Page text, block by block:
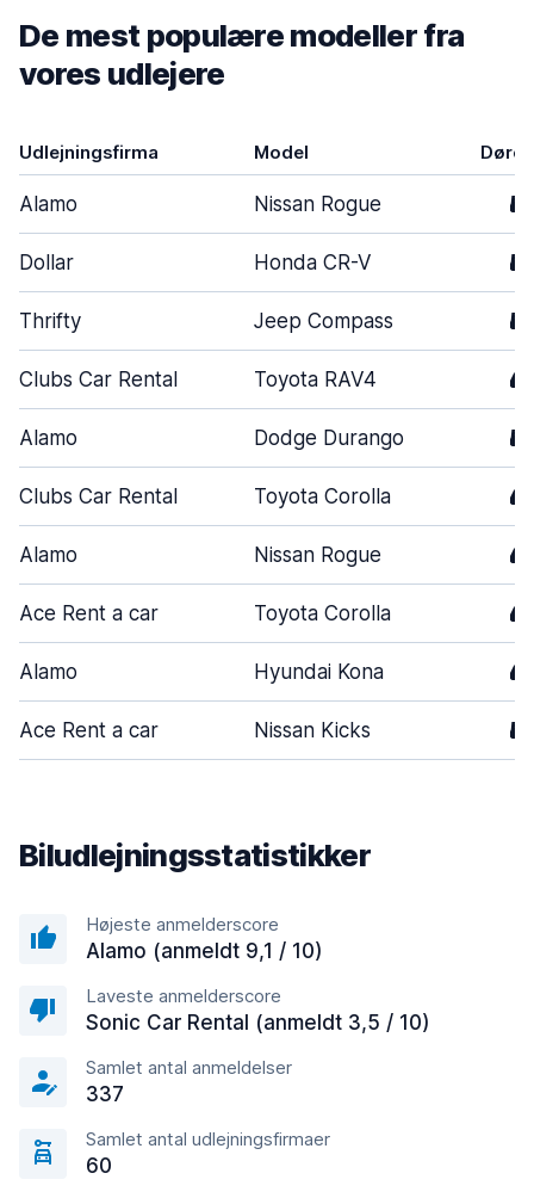
De mest populære modeller fra
vores udlejere
Udlejningsfirma Model Døre
Alamo Nissan Rogue 5
Dollar Honda CR-V 5
Thrifty Jeep Compass 5
Clubs Car Rental Toyota RAV4 4
Alamo Dodge Durango 5
Clubs Car Rental Toyota Corolla 4
Alamo Nissan Rogue 4
Ace Rent a car Toyota Corolla 4
Alamo Hyundai Kona 4
Ace Rent a car Nissan Kicks 5
Biludlejningsstatistikker
Højeste anmelderscore
Alamo (anmeldt 9,1 / 10)
Laveste anmelderscore
Sonic Car Rental (anmeldt 3,5 / 10)
Samlet antal anmeldelser
337
Samlet antal udlejningsfirmaer
60